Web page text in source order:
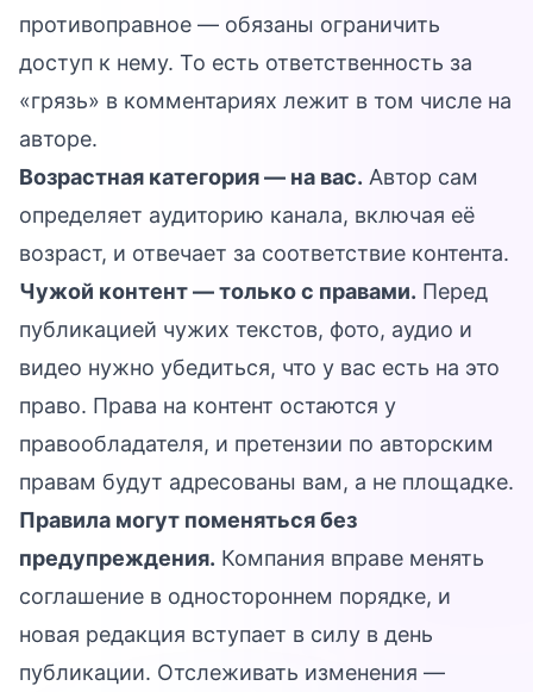
противоправное — обязаны ограничить
доступ к нему. То есть ответственность за
«грязь» в комментариях лежит в том числе на
авторе.
Возрастная категория — на вас. Автор сам
определяет аудиторию канала, включая её
возраст, и отвечает за соответствие контента.
Чужой контент — только с правами. Перед
публикацией чужих текстов, фото, аудио и
видео нужно убедиться, что у вас есть на это
право. Права на контент остаются у
правообладателя, и претензии по авторским
правам будут адресованы вам, а не площадке.
Правила могут поменяться без
предупреждения. Компания вправе менять
соглашение в одностороннем порядке, и
новая редакция вступает в силу в день
публикации. Отслеживать изменения —